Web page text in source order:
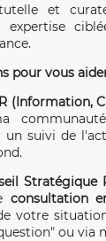
et
expertise
pour vous
(Information,
un suivi de
Stratégique
consultation
votre
ou via